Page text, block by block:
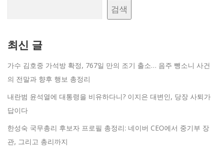
검색
최신 글
가수 김호중 가석방 확정, 767일 만의 조기 출소… 음주 뺑소니 사건
의 전말과 향후 행보 총정리
내란범 윤석열에 대통령을 비유하다니? 이지은 대변인, 당장 사퇴가
답이다
한성숙 국무총리 후보자 프로필 총정리: 네이버 CEO에서 중기부 장
관, 그리고 총리까지